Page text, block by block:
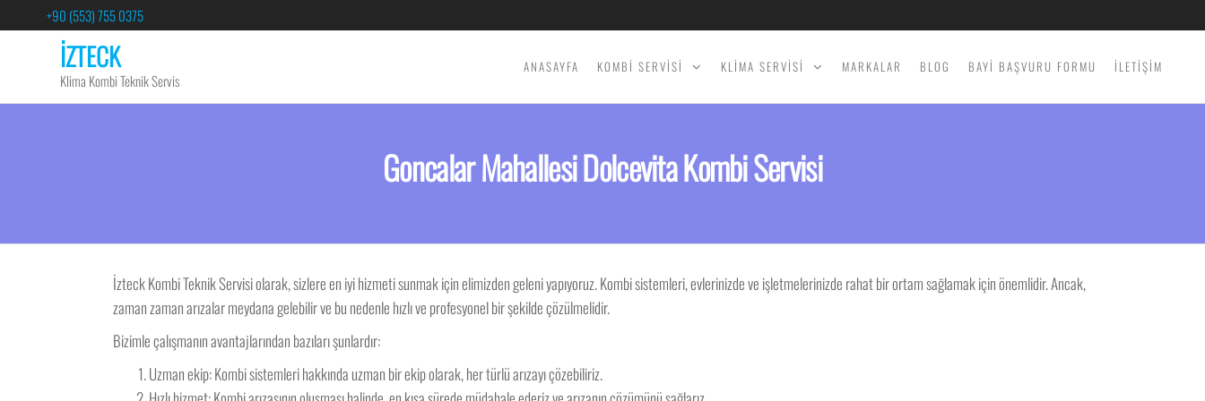
+90 (553) 755 0375
İZTECK
Klima Kombi Teknik Servis
ANASAYFA KOMBİ SERVİSİ KLİMA SERVİSİ MARKALAR BLOG BAYİ BAŞVURU FORMU İLETİŞİM
Goncalar Mahallesi Dolcevita Kombi Servisi
İzteck Kombi Teknik Servisi olarak, sizlere en iyi hizmeti sunmak için elimizden geleni yapıyoruz. Kombi sistemleri, evlerinizde ve işletmelerinizde rahat bir ortam sağlamak için önemlidir. Ancak,
zaman zaman arızalar meydana gelebilir ve bu nedenle hızlı ve profesyonel bir şekilde çözülmelidir.
Bizimle çalışmanın avantajlarından bazıları şunlardır:
Uzman ekip: Kombi sistemleri hakkında uzman bir ekip olarak, her türlü arızayı çözebiliriz.